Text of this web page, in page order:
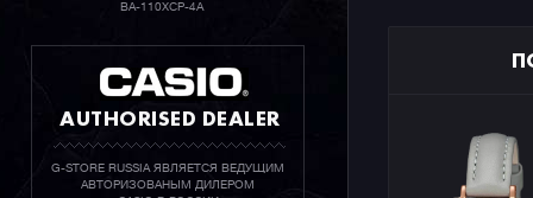
BA-110XCP-4A
AUTHORISED DEALER
G-STORE RUSSIA ЯВЛЯЕТСЯ ВЕДУЩИМ
АВТОРИЗОВАНЫМ ДИЛЕРОМ